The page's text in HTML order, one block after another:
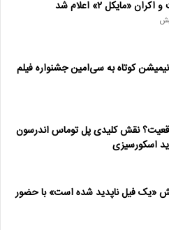
«مایکل ۲» اعلام شد
۲ انیمیشن کوتاه به سی‌امین جشنواره فیلم
نقش کلیدی پل توماس اندرسون
اسکورسیزی
«یک فیل ناپدید شده است» با حضور